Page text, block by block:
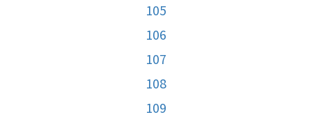
105
106
107
108
109